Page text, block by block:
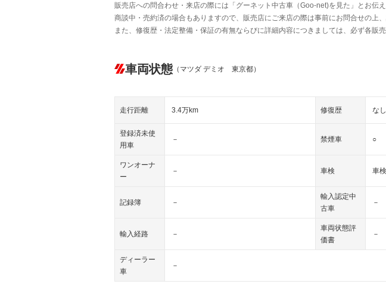
販売店への問合わせ・来店の際には「グーネット中古車（Goo-net)を見た」とお伝え
商談中・売約済の場合もありますので、販売店にご来店の際は事前にお問合せの上
また、修復歴・法定整備・保証の有無ならびに詳細内容につきましては、必ず各販
車両状態 （マツダ デミオ 東京都）
走行距離 3.4万km 修復歴 なし
登録済未使
用車
－ 禁煙車 ○
ワンオーナ
ー
－ 車検 車
記録簿 －
輸入認定中
古車
－
輸入経路 －
車両状態評
価書
－
ディーラー
車
－